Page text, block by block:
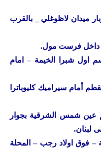
ب شارع نوبار ميدان لاظوغلي _ بالقرب
داخل فرست مول.
اول شبرا الخيمة – امام
: 39 شارع 9 المقطم أمام سيراميك كليوباترا
شمس الشرقية بجوار
لبنان.
– فوق اولاد رجب – المحلة